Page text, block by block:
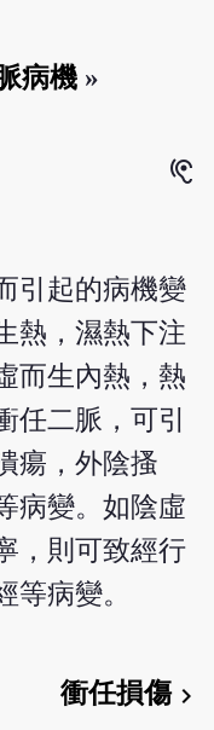
病機 »
hearing
引起的病機變
熱，濕熱下注
而生內熱，熱
任二脈，可引
瘍，外陰搔
病變。如陰虛
，則可致經行
等病變。
衝任損傷chevron_right